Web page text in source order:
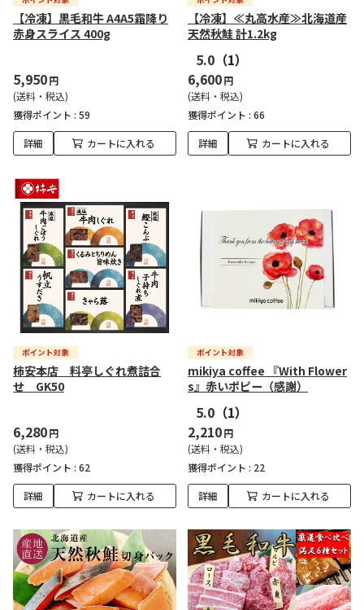
【冷凍】黒毛和牛 A4A5霜降り
赤身スライス 400g
5,950円
(送料・税込)
獲得ポイント : 59
詳細 カートに入れる
【冷凍】≪丸高水産≫北海道産
天然秋鮭 計1.2kg
5.0 （1）
6,600円
(送料・税込)
獲得ポイント : 66
詳細 カートに入れる
柿安本店 料亭しぐれ煮詰合
せ GK50
6,280円
(送料・税込)
獲得ポイント : 62
詳細 カートに入れる
mikiya coffee 『With Flower
s』赤いポピー（感謝）
5.0 （1）
2,210円
(送料・税込)
獲得ポイント : 22
詳細 カートに入れる